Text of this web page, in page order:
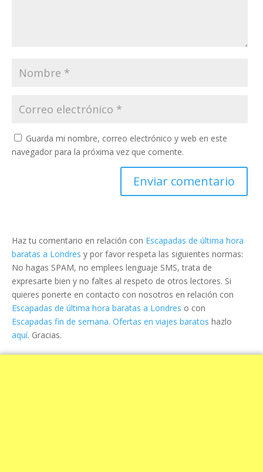
Guarda mi nombre, correo electrónico y web en este
navegador para la próxima vez que comente.
Haz tu comentario en relación con Escapadas de última hora
baratas a Londres y por favor respeta las siguientes normas:
No hagas SPAM, no emplees lenguaje SMS, trata de
expresarte bien y no faltes al respeto de otros lectores. Si
quieres ponerte en contacto con nosotros en relación con
Escapadas de última hora baratas a Londres o con
Escapadas fin de semana. Ofertas en viajes baratos hazlo
aquí. Gracias.